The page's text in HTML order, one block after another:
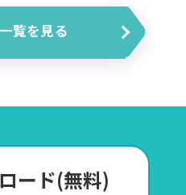
覧を見る
ード(無料)